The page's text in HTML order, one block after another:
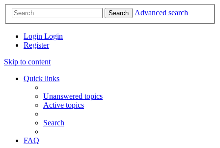
Search Advanced search
Login Login
Register
Skip to content
Quick links
Unanswered topics
Active topics
Search
FAQ